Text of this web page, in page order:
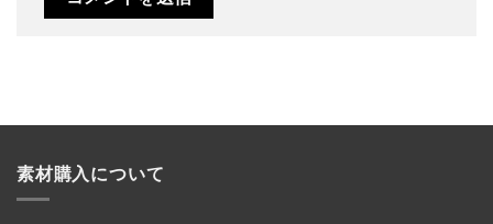
素材購入について